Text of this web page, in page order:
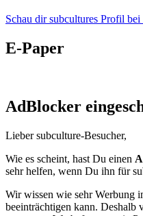
Schau dir subcultures Profil bei
E-Paper
AdBlocker
Lieber subculture-Besucher,
Wie es scheint, hast Du einen
sehr helfen, wenn Du ihn für
Wir wissen wie sehr Werbung
beeinträchtigen kann. Deshalb